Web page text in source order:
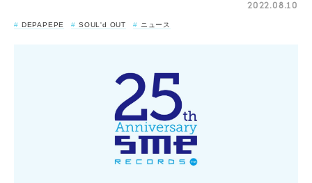
2022.08.10
DEPAPEPE SOUL'd OUT ニュース